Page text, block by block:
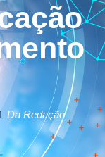
Da Redação